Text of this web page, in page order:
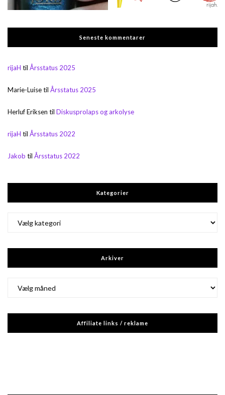
Seneste kommentarer
rijaH til Årsstatus 2025
Marie-Luisetil Årsstatus 2025
Herluf Eriksen til Diskusprolaps og arkolyse
rijaH til Årsstatus 2022
Jakob til Årsstatus 2022
Kategorier
Arkiver
Affiliate links / reklame